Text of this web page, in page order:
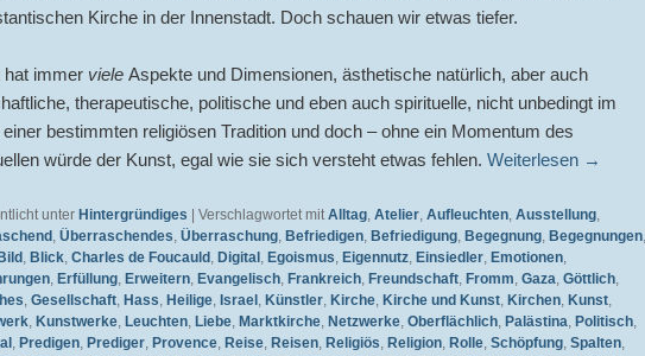
Kirche in der Innenstadt. Doch schauen wir etwas tiefer.
hat immer viele Aspekte und Dimensionen, ästhetische natürlich, aber auch
therapeutische, politische und eben auch spirituelle, nicht unbedingt im
einer bestimmten religiösen Tradition und doch – ohne ein Momentum des
würde der Kunst, egal wie sie sich versteht etwas fehlen. Weiterlesen →
unter Hintergründiges | Verschlagwortet mit Alltag Atelier Aufleuchten Ausstellung
Überraschendes Überraschung Befriedigen Befriedigung Begegnung Begegnungen
Blick Charles de Foucauld Digital Egoismus Eigennutz Einsiedler Emotionen
Erfüllung Erweitern Evangelisch Frankreich Freundschaft Fromm Gaza Göttlich
Gesellschaft Hass Heilige Israel Künstler Kirche Kirche und Kunst Kirchen Kunst
Kunstwerke Leuchten Liebe Marktkirche Netzwerke Oberflächlich Palästina Politisch
Predigen Prediger Provence Reise Reisen Religiös Religion Rolle Schöpfung Spalten